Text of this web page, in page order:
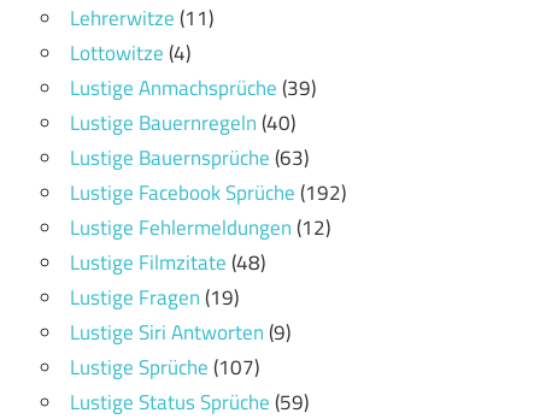
Lehrerwitze(11)
Lottowitze(4)
Lustige Anmachsprüche(39)
Lustige Bauernregeln(40)
Lustige Bauernsprüche(63)
Lustige Facebook Sprüche(192)
Lustige Fehlermeldungen(12)
Lustige Filmzitate(48)
Lustige Fragen(19)
Lustige Siri Antworten(9)
Lustige Sprüche(107)
Lustige Status Sprüche(59)